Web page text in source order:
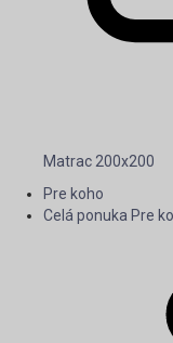
Matrac 200x200
Pre koho
Celá ponuka Pre